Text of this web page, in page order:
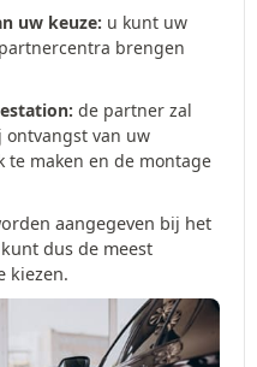
uw keuze: u kunt uw
brengen
de partner zal
van uw
te maken en de montage
aangegeven bij het
dus de meest
kiezen.